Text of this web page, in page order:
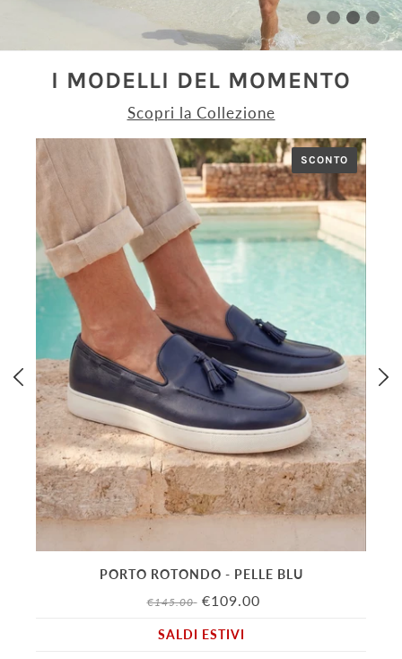
I MODELLI DEL MOMENTO
Scopri la Collezione
SCONTO
PORTO ROTONDO - PELLE BLU
€145.00 €109.00
SALDI ESTIVI